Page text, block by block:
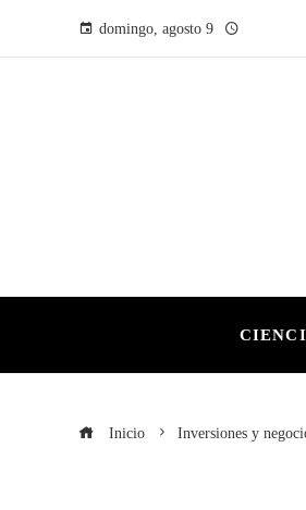
domingo, agosto 9
Inicio Inversiones y